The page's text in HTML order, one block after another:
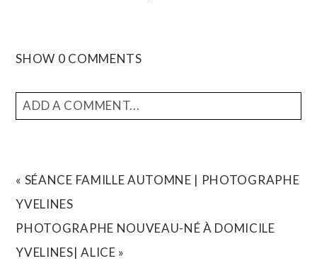
SHOW 0 COMMENTS
ADD A COMMENT...
« SÉANCE FAMILLE AUTOMNE | PHOTOGRAPHE
YVELINES
PHOTOGRAPHE NOUVEAU-NÉ À DOMICILE
YVELINES| ALICE »